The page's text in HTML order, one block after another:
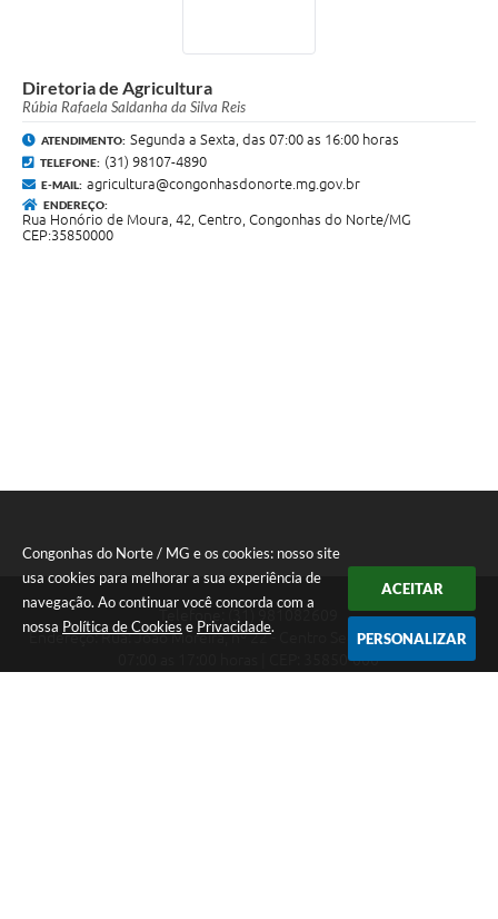
Congonhas do Norte / MG e os cookies: nosso site
usa cookies para melhorar a sua experiência de
navegação. Ao continuar você concorda com a
nossa Política de Cookies e Privacidade.
ACEITAR
PERSONALIZAR
Diretoria de Agricultura
Rúbia Rafaela Saldanha da Silva Reis
ATENDIMENTO: Segunda a Sexta, das 07:00 as 16:00 horas
TELEFONE: (31) 98107-4890
E-MAIL: agricultura@congonhasdonorte.mg.gov.br
ENDEREÇO:
Rua Honório de Moura, 42, Centro, Congonhas do Norte/MG
CEP:35850000
Endereço: Rua: João Moreira, nº 22 - Centro Segunda a Sexta das
07:00 as 17:00 horas | CEP: 35850-000